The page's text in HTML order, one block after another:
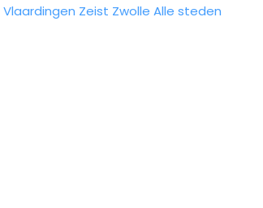
Vlaardingen Zeist Zwolle Alle steden